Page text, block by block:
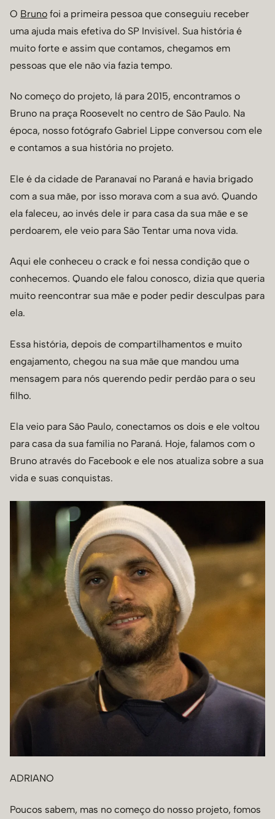
O Bruno foi a primeira pessoa que conseguiu receber
uma ajuda mais efetiva do SP Invisível. Sua história é
muito forte e assim que contamos, chegamos em
pessoas que ele não via fazia tempo.
No começo do projeto, lá para 2015, encontramos o
Bruno na praça Roosevelt no centro de São Paulo. Na
época, nosso fotógrafo Gabriel Lippe conversou com ele
e contamos a sua história no projeto.
Ele é da cidade de Paranavaí no Paraná e havia brigado
com a sua mãe, por isso morava com a sua avó. Quando
ela faleceu, ao invés dele ir para casa da sua mãe e se
perdoarem, ele veio para São Tentar uma nova vida.
Aqui ele conheceu o crack e foi nessa condição que o
conhecemos. Quando ele falou conosco, dizia que queria
muito reencontrar sua mãe e poder pedir desculpas para
ela.
Essa história, depois de compartilhamentos e muito
engajamento, chegou na sua mãe que mandou uma
mensagem para nós querendo pedir perdão para o seu
filho.
Ela veio para São Paulo, conectamos os dois e ele voltou
para casa da sua família no Paraná. Hoje, falamos com o
Bruno através do Facebook e ele nos atualiza sobre a sua
vida e suas conquistas.
ADRIANO
Poucos sabem, mas no começo do nosso projeto, fomos